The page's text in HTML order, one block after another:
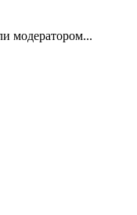
модератором...